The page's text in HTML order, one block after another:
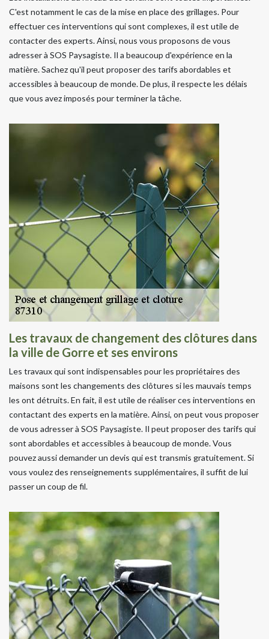
C'est notamment le cas de la mise en place des grillages. Pour
effectuer ces interventions qui sont complexes, il est utile de
contacter des experts. Ainsi, nous vous proposons de vous
adresser à SOS Paysagiste. Il a beaucoup d'expérience en la
matière. Sachez qu'il peut proposer des tarifs abordables et
accessibles à beaucoup de monde. De plus, il respecte les délais
que vous avez imposés pour terminer la tâche.
Les travaux de changement des clôtures dans
la ville de Gorre et ses environs
Les travaux qui sont indispensables pour les propriétaires des
maisons sont les changements des clôtures si les mauvais temps
les ont détruits. En fait, il est utile de réaliser ces interventions en
contactant des experts en la matière. Ainsi, on peut vous proposer
de vous adresser à SOS Paysagiste. Il peut proposer des tarifs qui
sont abordables et accessibles à beaucoup de monde. Vous
pouvez aussi demander un devis qui est transmis gratuitement. Si
vous voulez des renseignements supplémentaires, il suffit de lui
passer un coup de fil.